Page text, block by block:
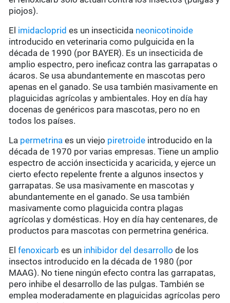
piojos).
El imidacloprid es un insecticida neonicotinoide
introducido en veterinaria como pulguicida en la
década de 1990 (por BAYER). Es un insecticida de
amplio espectro, pero ineficaz contra las garrapatas o
ácaros. Se usa abundantemente en mascotas pero
apenas en el ganado. Se usa también masivamente en
plaguicidas agrícolas y ambientales. Hoy en día hay
docenas de genéricos para mascotas, pero no en
todos los países.
La permetrina es un viejo piretroide introducido en la
década de 1970 por varias empresas. Tiene un amplio
espectro de acción insecticida y acaricida, y ejerce un
cierto efecto repelente frente a algunos insectos y
garrapatas. Se usa masivamente en mascotas y
abundantemente en el ganado. Se usa también
masivamente como plaguicida contra plagas
agrícolas y domésticas. Hoy en día hay centenares, de
productos para mascotas con permetrina genérica.
Elfenoxicarb es un inhibidor del desarrollode los
insectos introducido en la década de 1980 (por
MAAG). No tiene ningún efecto contra las garrapatas,
pero inhibe el desarrollo de las pulgas. También se
emplea moderadamente en plaguicidas agrícolas pero